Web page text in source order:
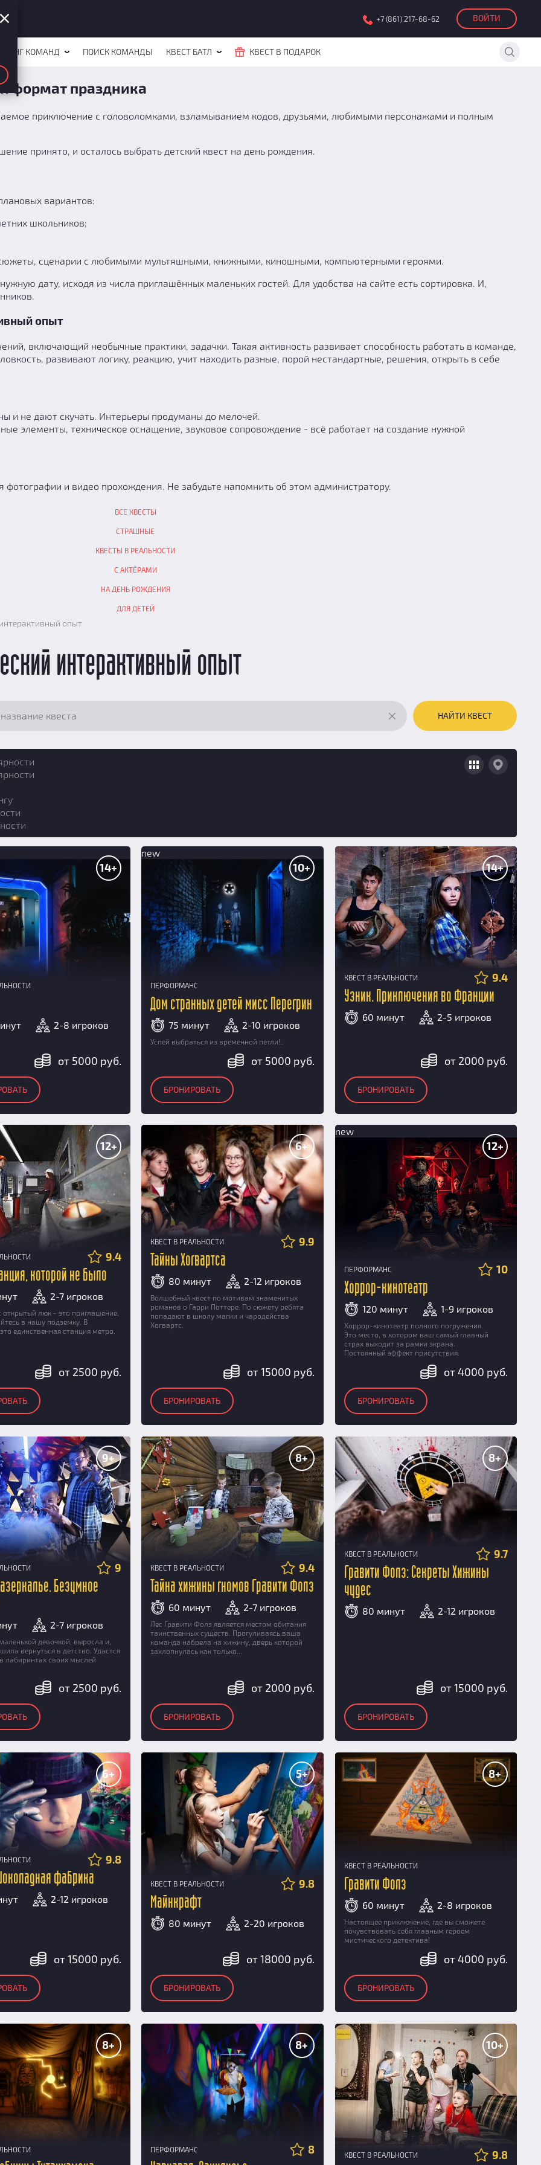
+7 (861) 217-68-62 ВОЙТИ
КОМАНД ПОИСК КОМАНДЫ КВЕСТ БАТЛ КВЕСТ В ПОДАРОК
формат праздника
приключение с головоломками, взламыванием кодов, друзьями, любимыми персонажами и полным
принято, и осталось выбрать детский квест на день рождения.
вариантов:
школьников;
сюжеты, сценарии с любимыми мультяшными, книжными, киношными, компьютерными героями.
дату, исходя из числа приглашённых маленьких гостей. Для удобства на сайте есть сортировка. И,
опыт
включающий необычные практики, задачки. Такая активность развивает способность работать в команде,
развивают логику, реакцию, учит находить разные, порой нестандартные, решения, открыть в себе
и не дают скучать. Интерьеры продуманы до мелочей.
элементы, техническое оснащение, звуковое сопровождение - всё работает на создание нужной
фотографии и видео прохождения. Не забудьте напомнить об этом администратору.
ВСЕ КВЕСТЫ
СТРАШНЫЕ
КВЕСТЫ В РЕАЛЬНОСТИ
С АКТЁРАМИ
НА ДЕНЬ РОЖДЕНИЯ
ДЛЯ ДЕТЕЙ
опыт
интерактивный опыт
НАЙТИ КВЕСТ
14+
2-8 игроков
от 5000 руб.
10+
new
ПЕРФОРМАНС
Дом странных детей мисс Перегрин
75 минут 2-10 игроков
Успей выбраться из временной петли!..
от 5000 руб.
БРОНИРОВАТЬ
14+
КВЕСТ В РЕАЛЬНОСТИ 9.4
Узник. Приключения во Франции
60 минут 2-5 игроков
от 2000 руб.
БРОНИРОВАТЬ
12+
9.4
которой не было
2-7 игроков
открытый люк - это приглашение,
в нашу подземку. В
единственная станция метро.
от 2500 руб.
6+
КВЕСТ В РЕАЛЬНОСТИ 9.9
Тайны Хогвартса
80 минут 2-12 игроков
Волшебный квест по мотивам знаменитых
романов о Гарри Поттере. По сюжету ребята
попадают в школу магии и чародейства
Хогвартс.
от 15000 руб.
БРОНИРОВАТЬ
12+
new
ПЕРФОРМАНС 10
Хоррор-кинотеатр
120 минут 1-9 игроков
Хоррор-кинотеатр полного погружения.
Это место, в котором ваш самый главный
страх выходит за рамки экрана.
Постоянный эффект присутствия.
от 4000 руб.
БРОНИРОВАТЬ
9+
9
Безумное
2-7 игроков
девочкой, выросла и,
вернуться в детство. Удастся
лабиринтах своих мыслей
от 2500 руб.
8+
КВЕСТ В РЕАЛЬНОСТИ 9.4
Тайна хижины гномов Гравити Фолз
60 минут 2-7 игроков
Лес Гравити Фолз является местом обитания
таинственных существ. Прогуливаясь ваша
команда набрела на хижину, дверь которой
захлопнулась как только...
от 2000 руб.
БРОНИРОВАТЬ
8+
КВЕСТ В РЕАЛЬНОСТИ 9.7
Гравити Фолз: Секреты Хижины
чудес
80 минут 2-12 игроков
от 15000 руб.
БРОНИРОВАТЬ
6+
9.8
фабрика
2-12 игроков
от 15000 руб.
5+
КВЕСТ В РЕАЛЬНОСТИ 9.8
Майнкрафт
80 минут 2-20 игроков
от 18000 руб.
БРОНИРОВАТЬ
8+
КВЕСТ В РЕАЛЬНОСТИ
Гравити Фолз
60 минут 2-8 игроков
Настоящее приключение, где вы сможете
почувствовать себя главным героем
мистического детектива!
от 4000 руб.
БРОНИРОВАТЬ
8+ 8+
ПЕРФОРМАНС 8
10+
КВЕСТ В РЕАЛЬНОСТИ 9.8